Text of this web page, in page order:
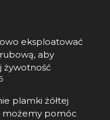
eksploatować
aby
żywotność
plamki żółtej
możemy pomóc